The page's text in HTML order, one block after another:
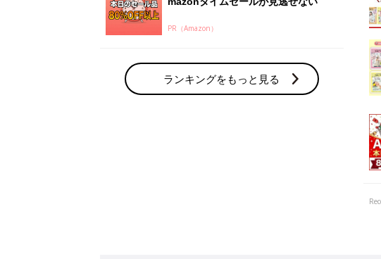
PR（Amazon）
ランキングをもっと見る